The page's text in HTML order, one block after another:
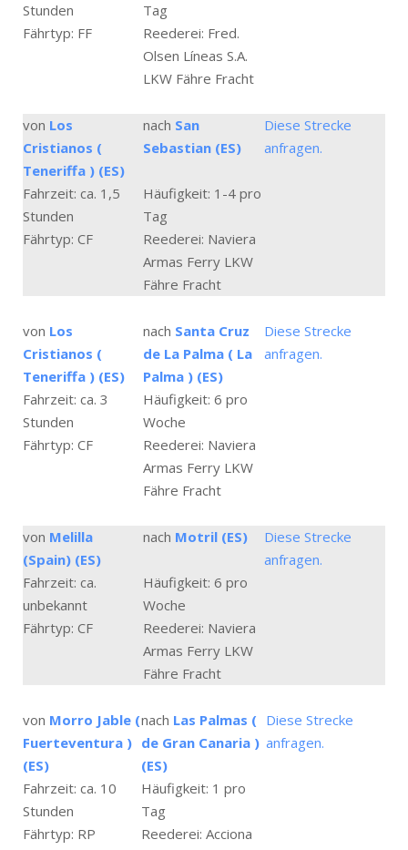
Stunden
Tag
Fährtyp: FF
Reederei: Fred.
Olsen Líneas S.A.
LKW Fähre Fracht
von Los
Cristianos (
Teneriffa ) (ES)
nach San
Sebastian (ES)
Diese Strecke
anfragen.
Fahrzeit: ca. 1,5
Stunden
Häufigkeit: 1-4 pro
Tag
Fährtyp: CF
Reederei: Naviera
Armas Ferry LKW
Fähre Fracht
von Los
Cristianos (
Teneriffa ) (ES)
nach Santa Cruz
de La Palma ( La
Palma ) (ES)
Diese Strecke
anfragen.
Fahrzeit: ca. 3
Stunden
Häufigkeit: 6 pro
Woche
Fährtyp: CF
Reederei: Naviera
Armas Ferry LKW
Fähre Fracht
von Melilla
(Spain) (ES)
nach Motril (ES)
Diese Strecke
anfragen.
Fahrzeit: ca.
unbekannt
Häufigkeit: 6 pro
Woche
Fährtyp: CF
Reederei: Naviera
Armas Ferry LKW
Fähre Fracht
von Morro Jable (
Fuerteventura )
(ES)
nach Las Palmas (
de Gran Canaria )
(ES)
Diese Strecke
anfragen.
Fahrzeit: ca. 10
Stunden
Häufigkeit: 1 pro
Tag
Fährtyp: RP
Reederei: Acciona